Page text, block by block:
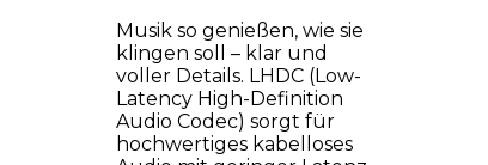
Musik so genießen, wie sie
klingen soll – klar und
voller Details. LHDC (Low-
Latency High-Definition
Audio Codec) sorgt für
hochwertiges kabelloses